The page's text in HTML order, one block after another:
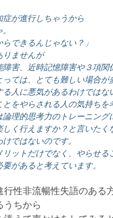
が進行しちゃうから
できるんじゃない？」
りませんが
害、近時記憶障害や３項関
ては、とても難しい場合が
る人に悪気があるわけではな
をやらされる人の気持ちを
論理的思考力のトレーニン
く行えますか？と言いたく
ではないのです。
リットだけでなく、やらせる
があると考えています。
行性非流暢性失語のある
うちから